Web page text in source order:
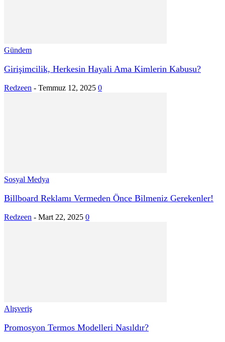
Gündem
Girişimcilik, Herkesin Hayali Ama Kimlerin Kabusu?
Redzeen - Temmuz 12, 2025 0
Sosyal Medya
Billboard Reklamı Vermeden Önce Bilmeniz Gerekenler!
Redzeen - Mart 22, 2025 0
Alışveriş
Promosyon Termos Modelleri Nasıldır?